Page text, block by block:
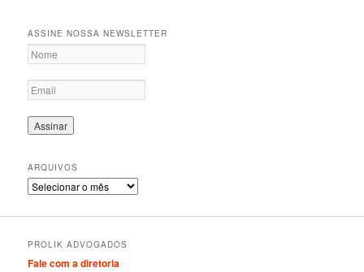
ASSINE NOSSA NEWSLETTER
ARQUIVOS
A
q
i
v
PROLIK ADVOGADOS
Fale com a diretoria